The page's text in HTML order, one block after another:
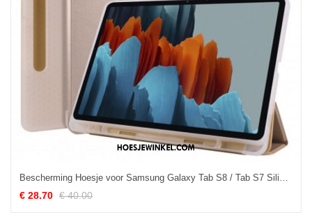
Bescherming Hoesje voor Samsung Galaxy Tab S8 / Tab S7 Siliconen
€ 28.70 € 40.00